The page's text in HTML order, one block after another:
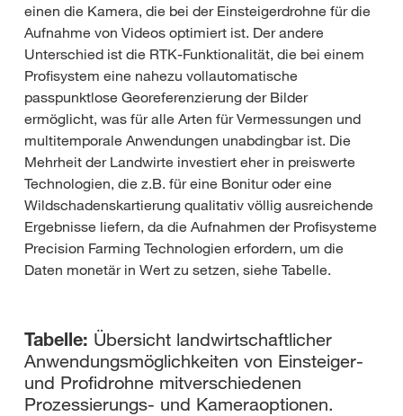
Mehr zu Spritzdrohnen finden Sie unterhalb der Übersichts-
einen die Kamera, die bei der Einsteigerdrohne für die
Aufnahme von Videos optimiert ist. Der andere
Unterschied ist die RTK-Funktionalität, die bei einem
Profisystem eine nahezu vollautomatische
passpunktlose Georeferenzierung der Bilder
ermöglicht, was für alle Arten für Vermessungen und
multitemporale Anwendungen unabdingbar ist. Die
Mehrheit der Landwirte investiert eher in preiswerte
Technologien, die z.B. für eine Bonitur oder eine
Wildschadenskartierung qualitativ völlig ausreichende
Ergebnisse liefern, da die Aufnahmen der Profisysteme
Precision Farming Technologien erfordern, um die
Daten monetär in Wert zu setzen, siehe Tabelle.
Tabelle: Übersicht landwirtschaftlicher
Anwendungsmöglichkeiten von Einsteiger-
und Profidrohne mitverschiedenen
Prozessierungs- und Kameraoptionen.